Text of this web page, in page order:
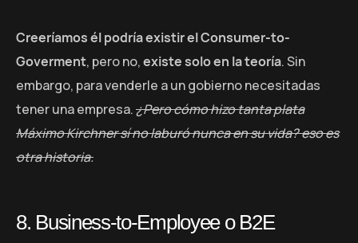
Creeríamos él podría existir el Consumer-to-
Goverment, pero no,existe solo en la teoría. Sin
embargo, para venderle a un gobierno necesitadas
tener una empresa.¿Pero cómo hizo tanta plata
Máximo Kirchner sí no laburó nunca en su vida? eso es
otra historia.
8. Business-to-Employee o B2E